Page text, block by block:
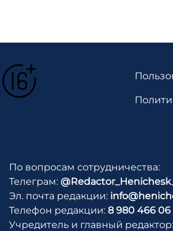
По вопросам сотрудничества:
Телеграм:
Эл. почта редакции:
Телефон редакции: 8 980 466 06
Учредитель и главный